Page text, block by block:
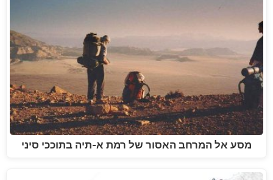
מסע אל המרחב האסור של רמת א-תיה בתוככי סיני